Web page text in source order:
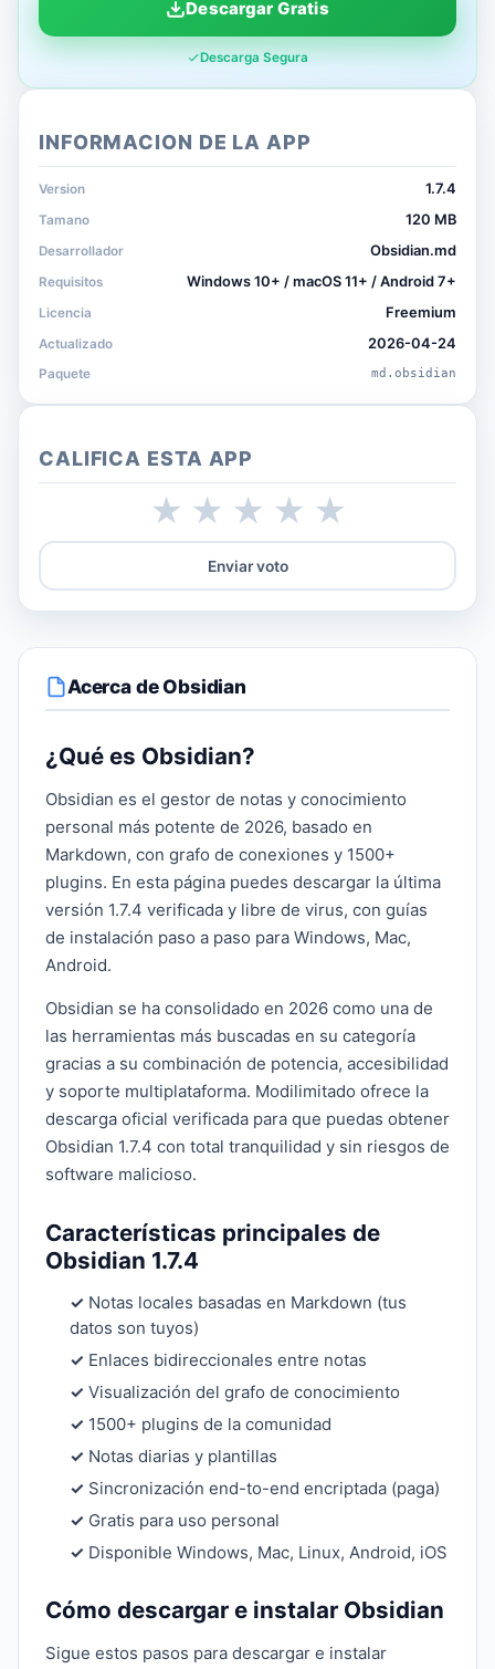
Acerca de Obsidian
¿Qué es Obsidian?
Obsidian es el gestor de notas y conocimiento
personal más potente de 2026, basado en
Markdown, con grafo de conexiones y 1500+
plugins. En esta página puedes descargar la última
versión 1.7.4 verificada y libre de virus, con guías
de instalación paso a paso para Windows, Mac,
Android.
Obsidian se ha consolidado en 2026 como una de
las herramientas más buscadas en su categoría
gracias a su combinación de potencia, accesibilidad
y soporte multiplataforma. Modilimitado ofrece la
descarga oficial verificada para que puedas obtener
Obsidian 1.7.4 con total tranquilidad y sin riesgos de
software malicioso.
Características principales de
Obsidian 1.7.4
✓ Notas locales basadas en Markdown (tus
datos son tuyos)
✓ Enlaces bidireccionales entre notas
✓ Visualización del grafo de conocimiento
✓ 1500+ plugins de la comunidad
✓ Notas diarias y plantillas
✓ Sincronización end-to-end encriptada (paga)
✓ Gratis para uso personal
✓ Disponible Windows, Mac, Linux, Android, iOS
Cómo descargar e instalar Obsidian
Sigue estos pasos para descargar e instalar
Descargar Gratis
Descarga Segura
INFORMACION DE LA APP
Version 1.7.4
Tamano 120 MB
Desarrollador Obsidian.md
Requisitos Windows 10+ / macOS 11+ / Android 7+
Licencia Freemium
Actualizado 2026-04-24
Paquete md.obsidian
CALIFICA ESTA APP
★
★
★
★
★
Enviar voto